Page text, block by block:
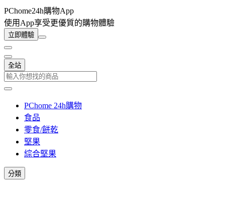
PChome24h購物App
使用App享受更優質的購物體驗
立即體驗
全站
PChome 24h購物
食品
零食/餅乾
堅果
綜合堅果
分類